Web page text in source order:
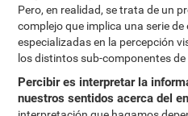
Pero, en realidad, se trata de un
complejo que implica una serie
especializadas en la percepción
los distintos sub-componentes de
Percibir es interpretar la
nuestros sentidos acerca del